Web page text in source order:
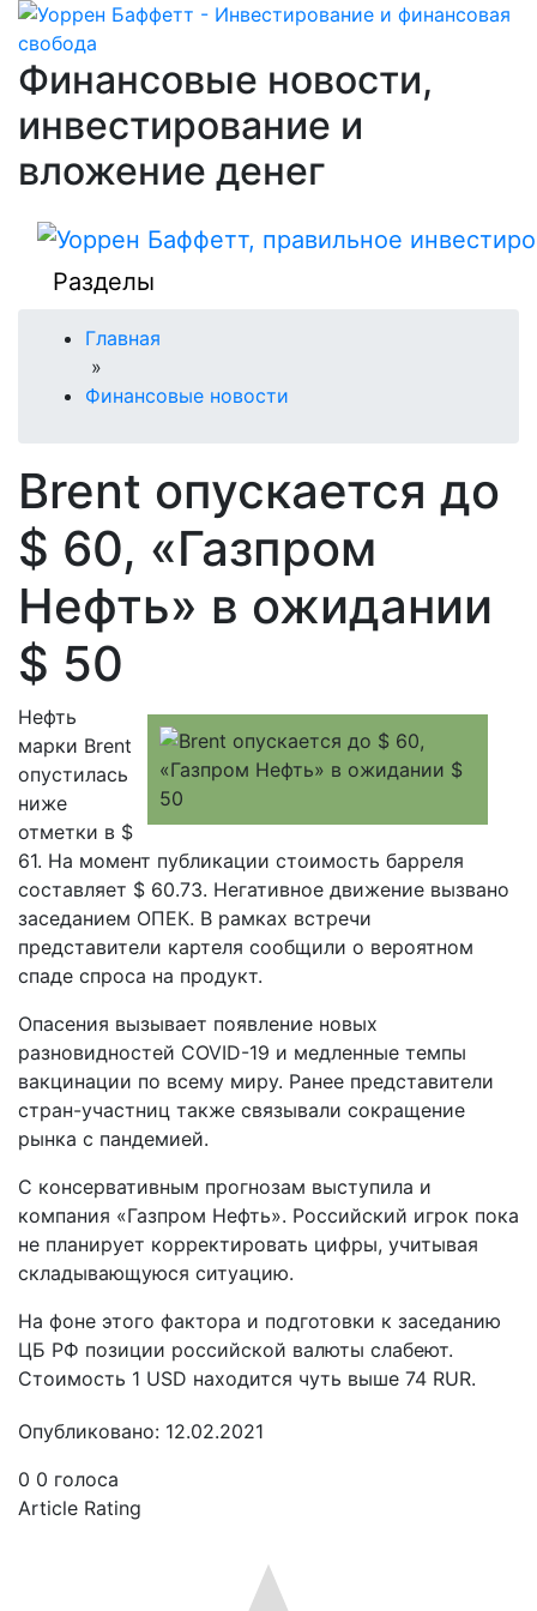
Финансовые новости,
инвестирование и
вложение денег
Разделы
Главная
»
Финансовые новости
Brent опускается до
$ 60, «Газпром
Нефть» в ожидании
$ 50
Нефть
марки Brent
опустилась
ниже
отметки в $
61. На момент публикации стоимость барреля
составляет $ 60.73. Негативное движение вызвано
заседанием ОПЕК. В рамках встречи
представители картеля сообщили о вероятном
спаде спроса на продукт.
Опасения вызывает появление новых
разновидностей COVID-19 и медленные темпы
вакцинации по всему миру. Ранее представители
стран-участниц также связывали сокращение
рынка с пандемией.
С консервативным прогнозам выступила и
компания «Газпром Нефть». Российский игрок пока
не планирует корректировать цифры, учитывая
складывающуюся ситуацию.
На фоне этого фактора и подготовки к заседанию
ЦБ РФ позиции российской валюты слабеют.
Стоимость 1 USD находится чуть выше 74 RUR.
Опубликовано: 12.02.2021
0 0 голоса
Article Rating